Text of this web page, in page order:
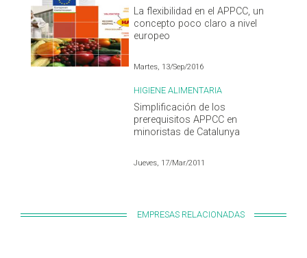
La flexibilidad en el APPCC, un
concepto poco claro a nivel
europeo
Martes, 13/Sep/2016
HIGIENE ALIMENTARIA
Simplificación de los
prerequisitos APPCC en
minoristas de Catalunya
Jueves, 17/Mar/2011
EMPRESAS RELACIONADAS